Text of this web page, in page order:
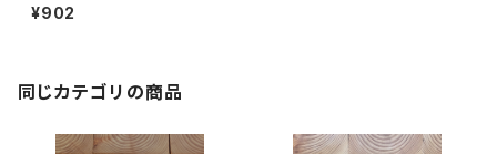
¥902
同じカテゴリの商品